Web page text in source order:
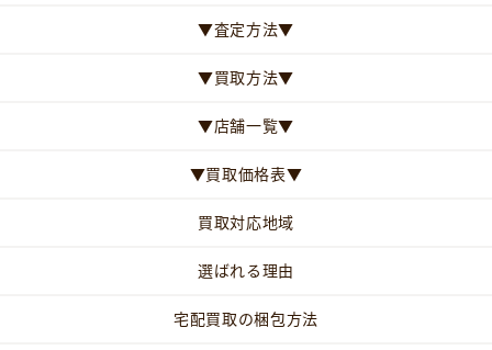
▼査定方法▼
▼買取方法▼
▼店舗一覧▼
▼買取価格表▼
買取対応地域
選ばれる理由
宅配買取の梱包方法